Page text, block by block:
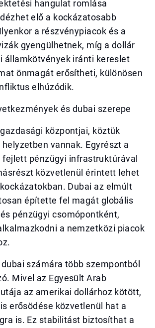
hangulat romlása
elő a kockázatosabb
a részvénypiacok és a
gyengülhetnek, míg a dollár
államkötvények iránti kereslet
önmagát erősítheti, különösen
elhúzódik.
és dubai szerepe
központjai, köztük
vannak. Egyrészt a
fejlett pénzügyi infrastruktúrával
közvetlenül érintett lehet
Dubai az elmúlt
építette fel magát globális
pénzügyi csomópontként,
a nemzetközi piacok
számára több szempontból
Mivel az Egyesült Arab
az amerikai dollárhoz kötött,
erősödése közvetlenül hat a
is. Ez stabilitást biztosíthat a